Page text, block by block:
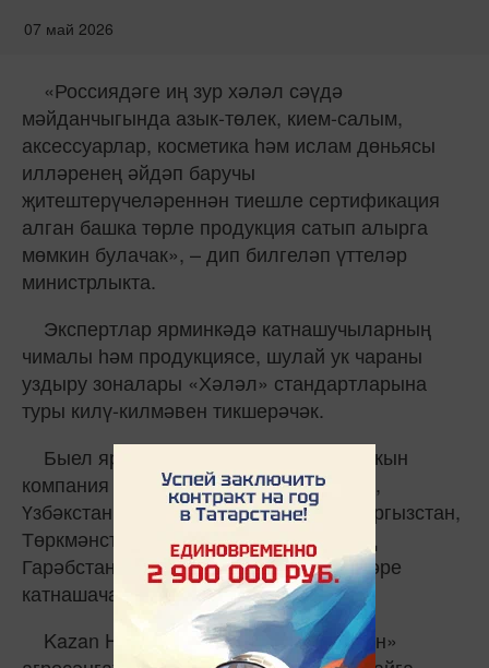
07 май 2026
«Россиядәге иң зур хәләл сәүдә
мәйданчыгында азык-төлек, кием-салым,
аксессуарлар, косметика һәм ислам дөньясы
илләренең әйдәп баручы
җитештерүчеләреннән тиешле сертификация
алган башка төрле продукция сатып алырга
мөмкин булачак», – дип билгеләп үттеләр
министрлыкта.
Экспертлар ярминкәдә катнашучыларның
чималы һәм продукциясе, шулай ук чараны
уздыру зоналары «Хәләл» стандартларына
туры килү-килмәвен тикшерәчәк.
Быел ярминкәдә Россиядән 100гә якын
компания һәм Әфганстан, Белоруссия,
Үзбәкстан, Казахстан, Азәрбайҗан, Кыргызстан,
Төркмәнстан, Төркия, Һиндстан, Согуд
Гарәбстаны һәм Судан җитештерүчеләре
катнашачак.
Kazan Halal Market ярминкәсе «Казан»